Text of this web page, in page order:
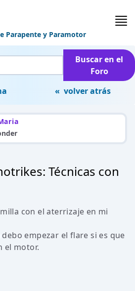
Parapente y Paramotor
Buscar en el
Foro
« volver atrás
Técnicas con
con el aterrizaje en mi
empezar el flare si es que
el motor.